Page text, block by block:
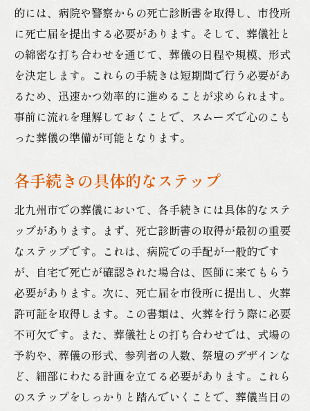
的には、病院や警察からの死亡診断書を取得し、市役所
に死亡届を提出する必要があります。そして、葬儀社と
の綿密な打ち合わせを通じて、葬儀の日程や規模、形式
を決定します。これらの手続きは短期間で行う必要があ
るため、迅速かつ効率的に進めることが求められます。
事前に流れを理解しておくことで、スムーズで心のこも
った葬儀の準備が可能となります。
各手続きの具体的なステップ
北九州市での葬儀において、各手続きには具体的なステ
ップがあります。まず、死亡診断書の取得が最初の重要
なステップです。これは、病院での手配が一般的です
が、自宅で死亡が確認された場合は、医師に来てもらう
必要があります。次に、死亡届を市役所に提出し、火葬
許可証を取得します。この書類は、火葬を行う際に必要
不可欠です。また、葬儀社との打ち合わせでは、式場の
予約や、葬儀の形式、参列者の人数、祭壇のデザインな
ど、細部にわたる計画を立てる必要があります。これら
のステップをしっかりと踏んでいくことで、葬儀当日の